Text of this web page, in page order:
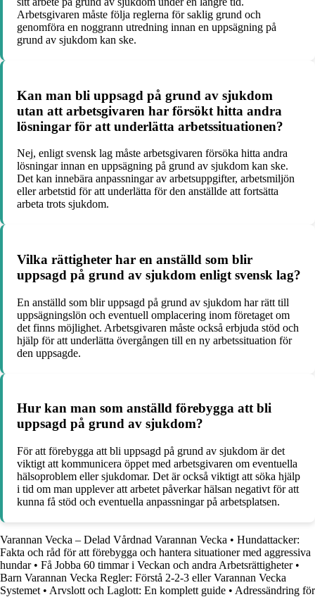
Arbetsgivaren måste följa reglerna för saklig grund och
genomföra en noggrann utredning innan en uppsägning på
grund av sjukdom kan ske.
Kan man bli uppsagd på grund av sjukdom
utan att arbetsgivaren har försökt hitta andra
lösningar för att underlätta arbetssituationen?
Nej, enligt svensk lag måste arbetsgivaren försöka hitta andra
lösningar innan en uppsägning på grund av sjukdom kan ske.
Det kan innebära anpassningar av arbetsuppgifter, arbetsmiljön
eller arbetstid för att underlätta för den anställde att fortsätta
arbeta trots sjukdom.
Vilka rättigheter har en anställd som blir
uppsagd på grund av sjukdom enligt svensk lag?
En anställd som blir uppsagd på grund av sjukdom har rätt till
uppsägningslön och eventuell omplacering inom företaget om
det finns möjlighet. Arbetsgivaren måste också erbjuda stöd och
hjälp för att underlätta övergången till en ny arbetssituation för
den uppsagde.
Hur kan man som anställd förebygga att bli
uppsagd på grund av sjukdom?
För att förebygga att bli uppsagd på grund av sjukdom är det
viktigt att kommunicera öppet med arbetsgivaren om eventuella
hälsoproblem eller sjukdomar. Det är också viktigt att söka hjälp
i tid om man upplever att arbetet påverkar hälsan negativt för att
kunna få stöd och eventuella anpassningar på arbetsplatsen.
Varannan Vecka – Delad Vårdnad Varannan Vecka • Hundattacker:
Fakta och råd för att förebygga och hantera situationer med aggressiva
hundar• Få Jobba 60 timmar i Veckan och andra Arbetsrättigheter•
Barn Varannan Vecka Regler: Förstå 2-2-3 eller Varannan Vecka
Systemet • Arvslott och Laglott: En komplett guide • Adressändring för